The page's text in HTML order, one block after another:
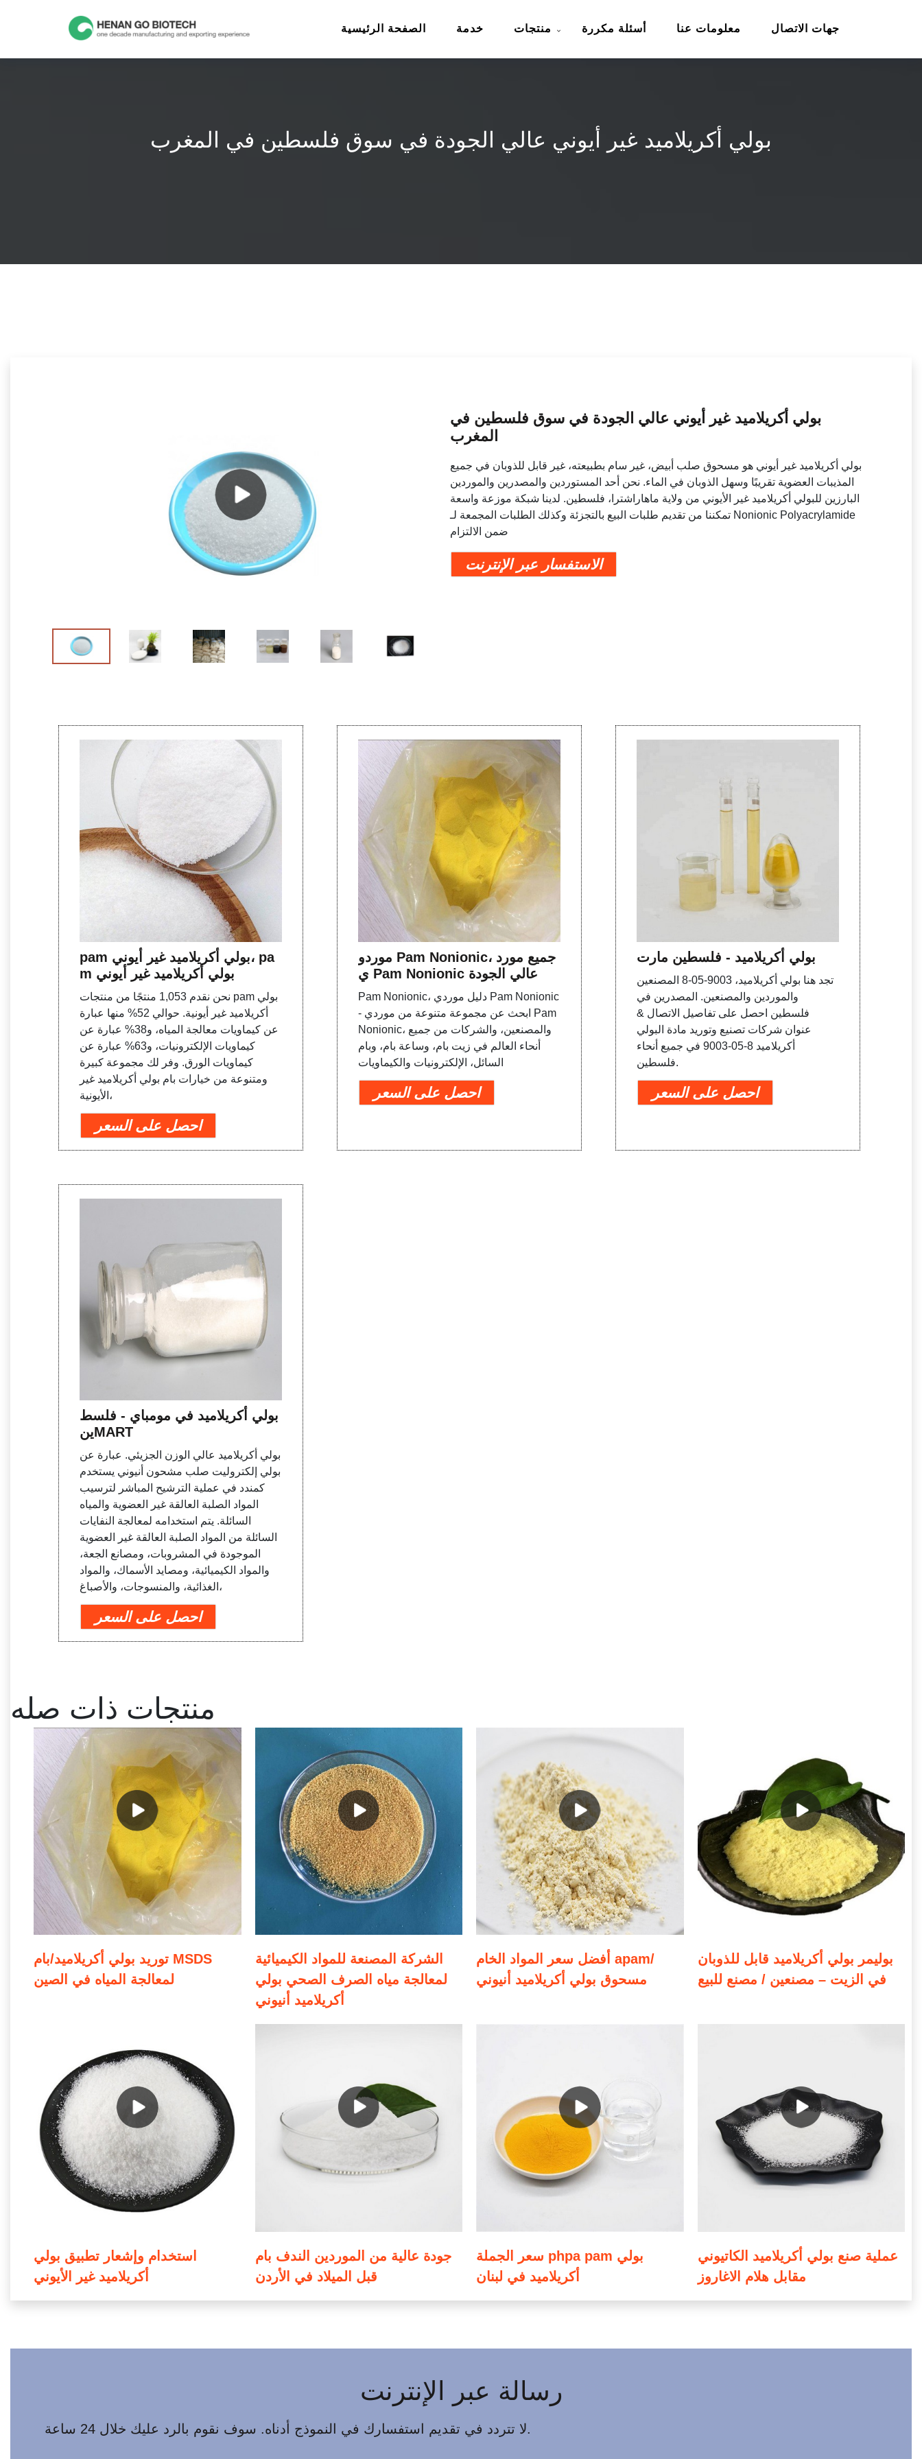
الصفحة الرئيسية خدمة منتجات أسئلة مكررة معلومات عنا جهات الاتصال
بولي أكريلاميد غير أيوني عالي الجودة في سوق فلسطين في المغرب
بولي أكريلاميد غير أيوني عالي الجودة في سوق فلسطين في
المغرب
بولي أكريلاميد غير أيوني هو مسحوق صلب أبيض، غير سام بطبيعته، غير قابل للذوبان في جميع
المذيبات العضوية تقريبًا وسهل الذوبان في الماء. نحن أحد المستوردين والمصدرين والموردين
البارزين للبولي أكريلاميد غير الأيوني من ولاية ماهاراشترا، فلسطين. لدينا شبكة موزعة واسعة
تمكننا من تقديم طلبات البيع بالتجزئة وكذلك الطلبات المجمعة لـ Nonionic Polyacrylamide
ضمن الالتزام
الاستفسار عبر الإنترنت
pam بولي أكريلاميد غير أيوني، pa
m بولي أكريلاميد غير أيوني
نحن نقدم 1,053 منتجًا من منتجات pam بولي
أكريلاميد غير أيونية. حوالي 52% منها عبارة
عن كيماويات معالجة المياه، و38% عبارة عن
كيماويات الإلكترونيات، و63% عبارة عن
كيماويات الورق. وفر لك مجموعة كبيرة
ومتنوعة من خيارات بام بولي أكريلاميد غير
الأيونية،
احصل على السعر
موردو Pam Nonionic، جميع مورد
ي Pam Nonionic عالي الجودة
Pam Nonionic، دليل موردي Pam Nonionic
- ابحث عن مجموعة متنوعة من موردي Pam
Nonionic، والمصنعين، والشركات من جميع
أنحاء العالم في زيت بام، وساعة بام، وبام
السائل، الإلكترونيات والكيماويات
احصل على السعر
بولي أكريلاميد - فلسطين مارت
تجد هنا بولي أكريلاميد، 9003-05-8 المصنعين
والموردين والمصنعين. المصدرين في
فلسطين احصل على تفاصيل الاتصال &
عنوان شركات تصنيع وتوريد مادة البولي
أكريلاميد 8-05-9003 في جميع أنحاء
فلسطين.
احصل على السعر
بولي أكريلاميد في مومباي - فلسط
ينMART
بولي أكريلاميد عالي الوزن الجزيئي. عبارة عن
بولي إلكتروليت صلب مشحون أنيوني يستخدم
كمندد في عملية الترشيح المباشر لترسيب
المواد الصلبة العالقة غير العضوية والمياه
السائلة. يتم استخدامه لمعالجة النفايات
السائلة من المواد الصلبة العالقة غير العضوية
الموجودة في المشروبات، ومصانع الجعة،
والمواد الكيميائية، ومصايد الأسماك، والمواد
الغذائية، والمنسوجات، والأصباغ،
احصل على السعر
منتجات ذات صله
توريد بولي أكريلاميد/بام MSDS
لمعالجة المياه في الصين
الشركة المصنعة للمواد الكيميائية
لمعالجة مياه الصرف الصحي بولي
أكريلاميد أنيوني
أفضل سعر المواد الخام apam/
مسحوق بولي أكريلاميد أنيوني
بوليمر بولي أكريلاميد قابل للذوبان
في الزيت – مصنعين / مصنع للبيع
استخدام وإشعار تطبيق بولي
أكريلاميد غير الأيوني
جودة عالية من الموردين الندف بام
قبل الميلاد في الأردن
سعر الجملة phpa pam بولي
أكريلاميد في لبنان
عملية صنع بولي أكريلاميد الكاتيوني
مقابل هلام الاغاروز
رسالة عبر الإنترنت
لا تتردد في تقديم استفسارك في النموذج أدناه. سوف نقوم بالرد عليك خلال 24 ساعة.